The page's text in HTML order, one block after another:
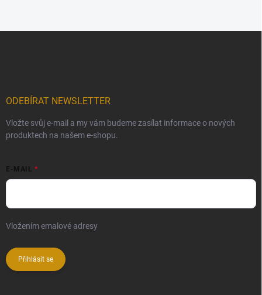
ODEBÍRAT NEWSLETTER
Vložte svůj e-mail a my vám budeme zasílat informace o nových
produktech na našem e-shopu.
E-MAIL
Vložením emalové adresy
Přihlásit se